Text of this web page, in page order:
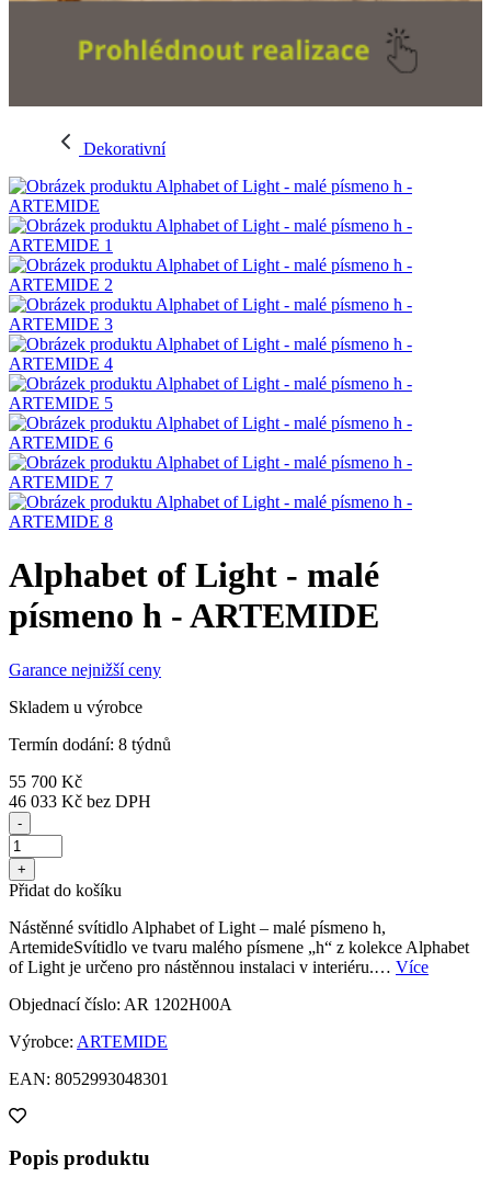
Dekorativní
Alphabet of Light - malé
písmeno h - ARTEMIDE
Garance nejnižší ceny
Skladem u výrobce
Termín dodání: 8 týdnů
55 700 Kč
46 033 Kč bez DPH
-
+
Přidat do košíku
Nástěnné svítidlo Alphabet of Light – malé písmeno h,
ArtemideSvítidlo ve tvaru malého písmene „h“ z kolekce Alphabet
of Light je určeno pro nástěnnou instalaci v interiéru.… Více
Objednací číslo: AR 1202H00A
Výrobce: ARTEMIDE
EAN: 8052993048301
Popis produktu